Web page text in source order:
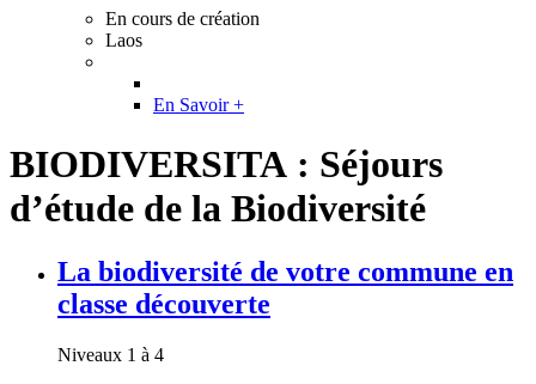
En cours de création
Laos
En Savoir +
BIODIVERSITA : Séjours
d’étude de la Biodiversité
La biodiversité de votre commune en
classe découverte
Niveaux 1 à 4